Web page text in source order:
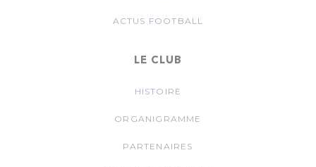
ACTUS FOOTBALL
LE CLUB
HISTOIRE
ORGANIGRAMME
PARTENAIRES